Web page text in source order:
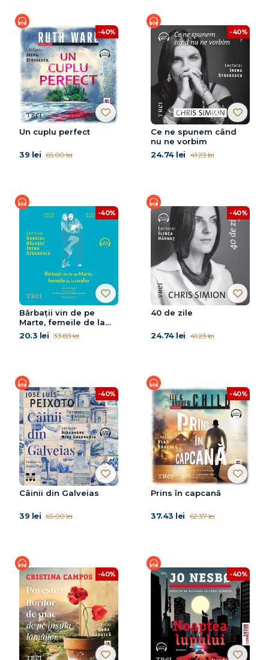
-40%
Un cuplu perfect
39 lei 65.00 lei
-40%
Ce ne spunem când
nu ne vorbim
24.74 lei 41.23 lei
-40%
Bărbaţii vin de pe
Marte, femeile de la
coafor
20.3 lei 33.83 lei
-40%
40 de zile
24.74 lei 41.23 lei
-40%
Câinii din Galveias
39 lei 65.00 lei
-40%
Prins în capcană
37.43 lei 62.37 lei
-40% -40%